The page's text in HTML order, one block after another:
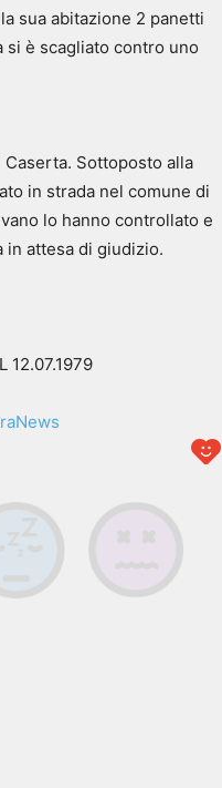
sua abitazione 2 panetti
si è scagliato contro uno
Sottoposto alla
in strada nel comune di
lo hanno controllato e
attesa di giudizio.
12.07.1979